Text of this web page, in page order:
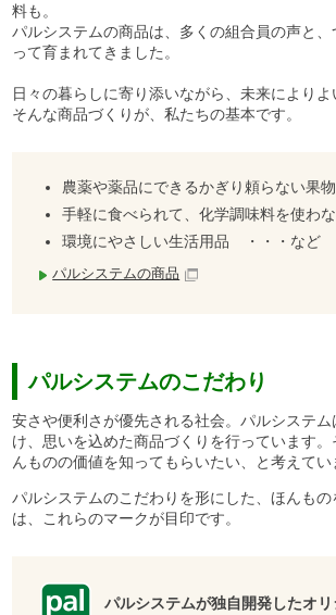
料も。
パルシステムの商品は、多くの組合員の声と、
って育まれてきました。
日々の暮らしに寄り添いながら、未来によりよ
そんな商品づくりが、私たちの基本です。
農薬や薬品にできるかぎり頼らない果
手軽に食べられて、化学調味料を使わ
環境にやさしい生活用品 ・・・など
パルシステムの商品
パルシステムのこだわり
安さや便利さが優先される社会。パルシステ
け、思いを込めた商品づくりを行っています
んものの価値を知ってもらいたい、と考えてい
パルシステムのこだわりを形にした、ほんも
は、これらのマークが目印です。
パルシステムが独自開発したオ